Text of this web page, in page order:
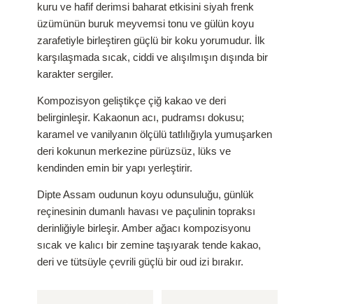
kuru ve hafif derimsi baharat etkisini siyah frenk
üzümünün buruk meyvemsi tonu ve gülün koyu
zarafetiyle birleştiren güçlü bir koku yorumudur. İlk
karşılaşmada sıcak, ciddi ve alışılmışın dışında bir
karakter sergiler.
Kompozisyon geliştikçe çiğ kakao ve deri
belirginleşir. Kakaonun acı, pudramsı dokusu;
karamel ve vanilyanın ölçülü tatlılığıyla yumuşarken
deri kokunun merkezine pürüzsüz, lüks ve
kendinden emin bir yapı yerleştirir.
Dipte Assam oudunun koyu odunsuluğu, günlük
reçinesinin dumanlı havası ve paçulinin topraksı
derinliğiyle birleşir. Amber ağacı kompozisyonu
sıcak ve kalıcı bir zemine taşıyarak tende kakao,
deri ve tütsüyle çevrili güçlü bir oud izi bırakır.